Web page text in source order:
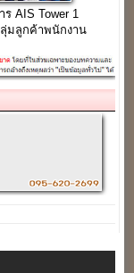
AIS Tower 1
มลูกค้าพนักงาน